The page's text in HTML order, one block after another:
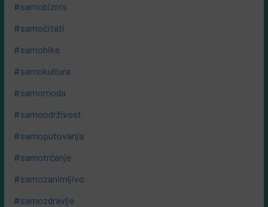
#samobiznis
#samočitati
#samohike
#samokultura
#samomoda
#samoodrživost
#samoputovanja
#samotrčanje
#samozanimljivo
#samozdravlje